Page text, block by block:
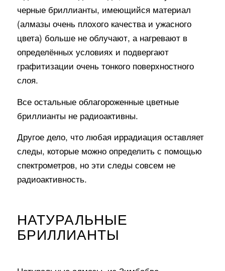
черные бриллианты, имеющийся материал
(алмазы очень плохого качества и ужасного
цвета) больше не облучают, а нагревают в
определённых условиях и подвергают
графитизации очень тонкого поверхностного
слоя.
Все остальные облагороженные цветные
бриллианты не радиоактивны.
Другое дело, что любая иррадиация оставляет
следы, которые можно определить с помощью
спектрометров, но эти следы совсем не
радиоактивность.
НАТУРАЛЬНЫЕ
БРИЛЛИАНТЫ